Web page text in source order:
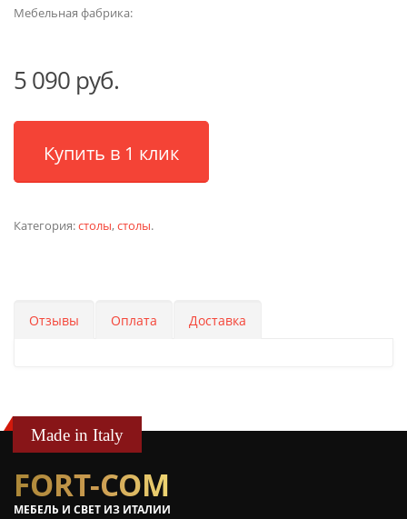
Мебельная фабрика:
5 090 руб.
Купить в 1 клик
Категория:столы,столы.
Отзывы Оплата Доставка
Made in Italy
FORT-COM
МЕБЕЛЬ И СВЕТ ИЗ ИТАЛИИ